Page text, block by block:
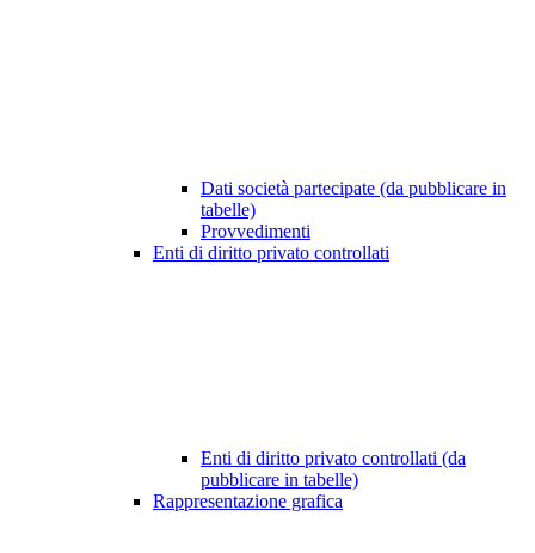
Dati società partecipate (da pubblicare in
tabelle)
Provvedimenti
Enti di diritto privato controllati
Enti di diritto privato controllati (da
pubblicare in tabelle)
Rappresentazione grafica